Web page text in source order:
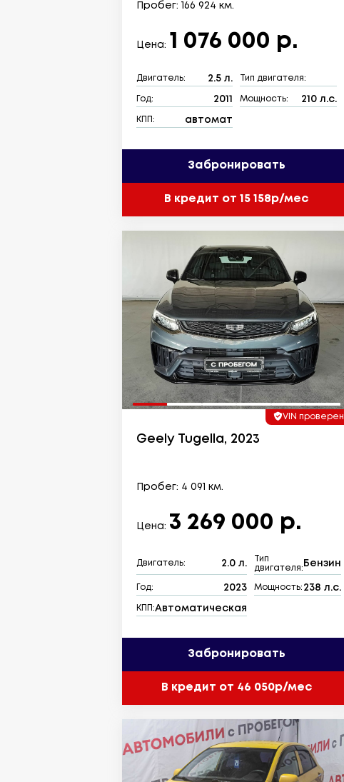
Пробег: 166 924 км.
Цена: 1 076 000 р.
Двигатель: 2.5 л. Тип двигателя:
Год: 2011 Мощность: 210 л.с.
КПП: автомат
Забронировать
В кредит от 15 158р/мес
VIN проверен
Geely Tugella, 2023
Пробег: 4 091 км.
Цена: 3 269 000 р.
Двигатель: 2.0 л.
Тип
двигателя:
Бензин
Год: 2023 Мощность: 238 л.с.
КПП:Автоматическая
Забронировать
В кредит от 46 050р/мес